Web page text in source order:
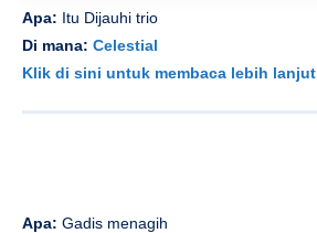
Apa: Itu Dijauhi trio
Di mana: Celestial
Klik di sini untuk membaca lebih lanjut
Apa: Gadis menagih